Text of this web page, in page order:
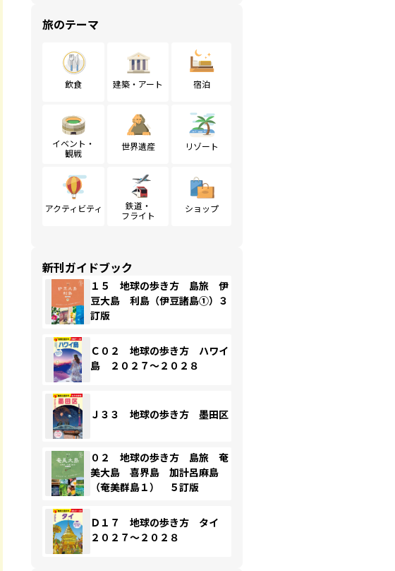
旅のテーマ
飲食 建築・アート 宿泊
イベント・
観戦
世界遺産 リゾート
アクティビティ
鉄道・
フライト
ショップ
新刊ガイドブック
１５ 地球の歩き方 島旅 伊
豆大島 利島（伊豆諸島①）３
訂版
Ｃ０２ 地球の歩き方 ハワイ
島 ２０２７～２０２８
Ｊ３３ 地球の歩き方 墨田区
０２ 地球の歩き方 島旅 奄
美大島 喜界島 加計呂麻島
（奄美群島１） ５訂版
Ｄ１７ 地球の歩き方 タイ
２０２７～２０２８